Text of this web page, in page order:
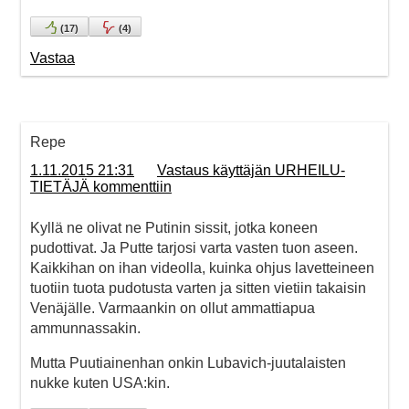
(17) (4)
Vastaa
Repe
1.11.2015 21:31
Vastaus käyttäjän URHEILU-
TIETÄJÄ kommenttiin
Kyllä ne olivat ne Putinin sissit, jotka koneen
pudottivat. Ja Putte tarjosi varta vasten tuon aseen.
Kaikkihan on ihan videolla, kuinka ohjus lavetteineen
tuotiin tuota pudotusta varten ja sitten vietiin takaisin
Venäjälle. Varmaankin on ollut ammattiapua
ammunnassakin.
Mutta Puutiainenhan onkin Lubavich-juutalaisten
nukke kuten USA:kin.